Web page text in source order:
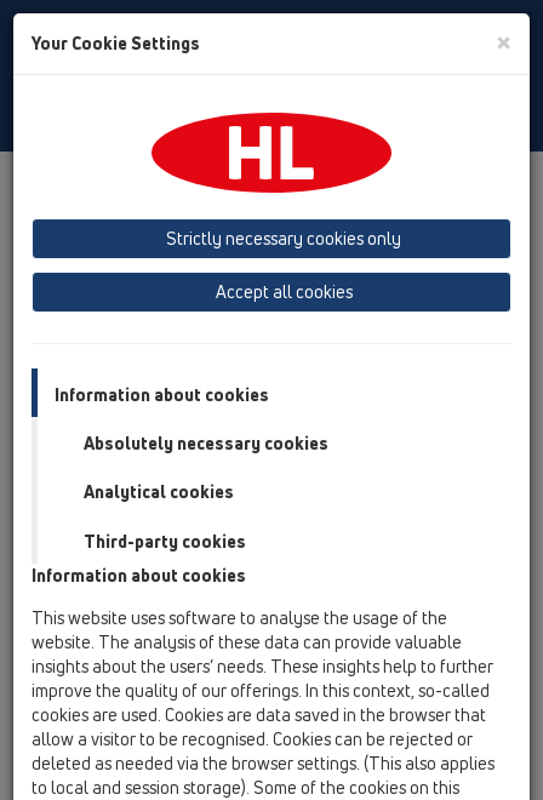
Toggle
přehled produktů 13 Podlahy
svisle
HL310N HL310N-3000
Výrobky
HL310N-3000
Podlahová vpust DN50/75/110
Your Cookie Settings ×
Strictly necessary cookies only
Accept all cookies
Information about cookies
Absolutely necessary cookies
Analytical cookies
Third-party cookies
Information about cookies
This website uses software to analyse the usage of the
website. The analysis of these data can provide valuable
insights about the users’ needs. These insights help to further
improve the quality of our offerings. In this context, so-called
cookies are used. Cookies are data saved in the browser that
allow a visitor to be recognised. Cookies can be rejected or
deleted as needed via the browser settings. (This also applies
to local and session storage). Some of the cookies on this